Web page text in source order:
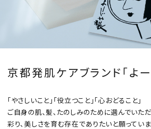
京都発肌ケアブランド「よー
「やさしいこと」「役立つこと」「心おどること」
ご自身の肌、髪、たのしみのために選んでいただ
彩り、美しさを育む存在でありたいと願っていま